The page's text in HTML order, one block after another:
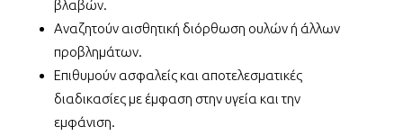
βλαβών.
Αναζητούν αισθητική διόρθωση ουλών ή άλλων
προβλημάτων.
Επιθυμούν ασφαλείς και αποτελεσματικές
διαδικασίες με έμφαση στην υγεία και την
εμφάνιση.